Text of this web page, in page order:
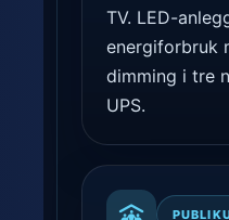
TV. LED-
energiforbruk
dimming i tre
UPS.